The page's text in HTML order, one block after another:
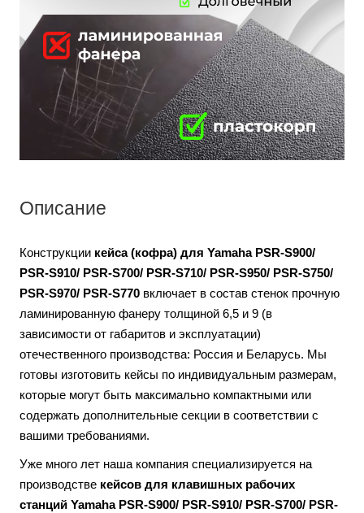
Описание
Конструкции кейса (кофра) для Yamaha PSR-S900/
PSR-S910/ PSR-S700/ PSR-S710/ PSR-S950/ PSR-S750/
PSR-S970/ PSR-S770 включает в состав стенок прочную
ламинированную фанеру толщиной 6,5 и 9 (в
зависимости от габаритов и эксплуатации)
отечественного производства: Россия и Беларусь. Мы
готовы изготовить кейсы по индивидуальным размерам,
которые могут быть максимально компактными или
содержать дополнительные секции в соответствии с
вашими требованиями.
Уже много лет наша компания специализируется на
производстве кейсов для клавишных рабочих
станций Yamaha PSR-S900/ PSR-S910/ PSR-S700/ PSR-